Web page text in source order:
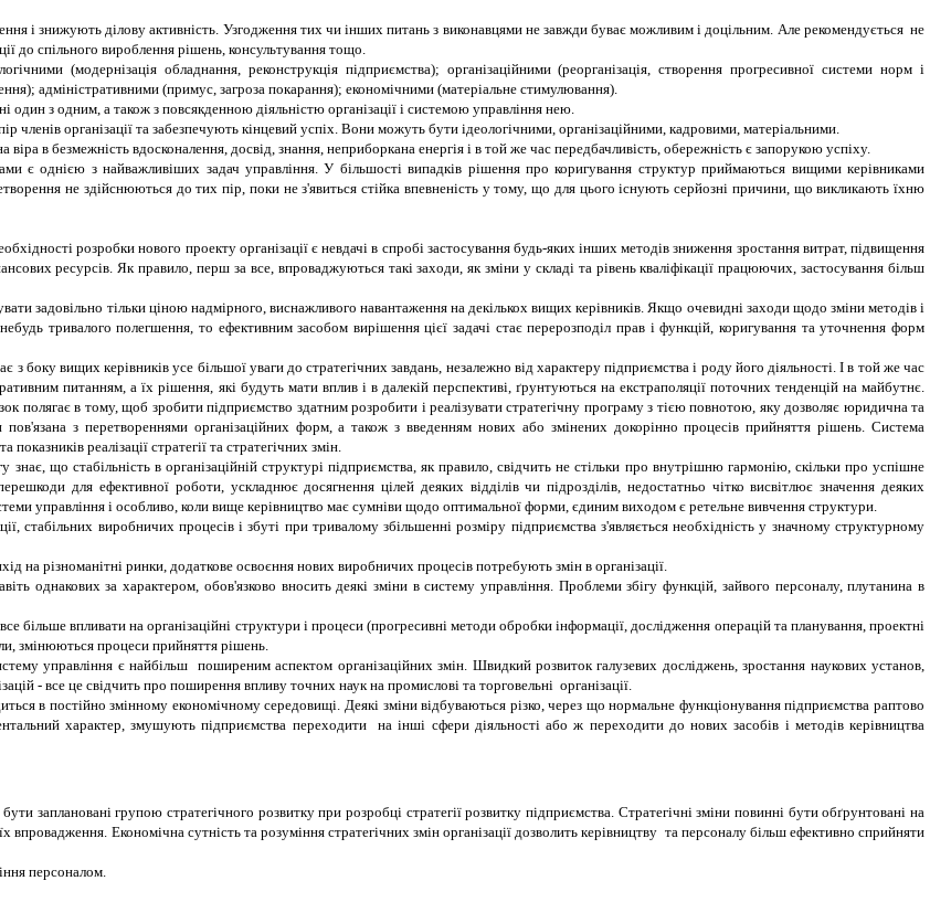
і знижують ділову активність. Узгодження тих чи інших питань з виконавцями не завжди буває можливим і доцільним. Але рекомендується не
до спільного вироблення рішень, консультування тощо.
(модернізація обладнання, реконструкція підприємства); організаційними (реорганізація, створення прогресивної системи норм і
адміністративними (примус, загроза покарання); економічними (матеріальне стимулювання).
один з одним, а також з повсякденною діяльністю організації і системою управління нею.
організації та забезпечують кінцевий успіх. Вони можуть бути ідеологічними, організаційними, кадровими, матеріальними.
в безмежність вдосконалення, досвід, знання, неприборкана енергія і в той же час передбачливість, обережність є запорукою успіху.
є однією з найважливіших задач управління. У більшості випадків рішення про коригування структур приймаються вищими керівниками
не здійснюються до тих пір, поки не з'явиться стійка впевненість у тому, що для цього існують серйозні причини, що викликають їхню
розробки нового проекту організації є невдачі в спробі застосування будь-яких інших методів зниження зростання витрат, підвищення
ресурсів. Як правило, перш за все, впроваджуються такі заходи, як зміни у складі та рівень кваліфікації працюючих, застосування більш
задовільно тільки ціною надмірного, виснажливого навантаження на декількох вищих керівників. Якщо очевидні заходи щодо зміни методів і
тривалого полегшення, то ефективним засобом вирішення цієї задачі стає перерозподіл прав і функцій, коригування та уточнення форм
з боку вищих керівників усе більшої уваги до стратегічних завдань, незалежно від характеру підприємства і роду його діяльності. І в той же час
питанням, а їх рішення, які будуть мати вплив і в далекій перспективі, ґрунтуються на екстраполяції поточних тенденцій на майбутнє.
в тому, щоб зробити підприємство здатним розробити і реалізувати стратегічну програму з тією повнотою, яку дозволяє юридична та
пов'язана з перетвореннями організаційних форм, а також з введенням нових або змінених докорінно процесів прийняття рішень. Система
реалізації стратегії та стратегічних змін.
що стабільність в організаційній структурі підприємства, як правило, свідчить не стільки про внутрішню гармонію, скільки про успішне
для ефективної роботи, ускладнює досягнення цілей деяких відділів чи підрозділів, недостатньо чітко висвітлює значення деяких
управління і особливо, коли вище керівництво має сумніви щодо оптимальної форми, єдиним виходом є ретельне вивчення структури.
стабільних виробничих процесів і збуті при тривалому збільшенні розміру підприємства з'являється необхідність у значному структурному
на різноманітні ринки, додаткове освоєння нових виробничих процесів потребують змін в організації.
однакових за характером, обов'язково вносить деякі зміни в систему управління. Проблеми збігу функцій, зайвого персоналу, плутанина в
більше впливати на організаційні структури і процеси (прогресивні методи обробки інформації, дослідження операцій та планування, проектні
змінюються процеси прийняття рішень.
управління є найбільш поширеним аспектом організаційних змін. Швидкий розвиток галузевих досліджень, зростання наукових установ,
- все це свідчить про поширення впливу точних наук на промислові та торговельні організації.
в постійно змінному економічному середовищі. Деякі зміни відбуваються різко, через що нормальне функціонування підприємства раптово
характер, змушують підприємства переходити на інші сфери діяльності або ж переходити до нових засобів і методів керівництва
заплановані групою стратегічного розвитку при розробці стратегії розвитку підприємства. Стратегічні зміни повинні бути обґрунтовані на
впровадження. Економічна сутність та розуміння стратегічних змін організації дозволить керівництву та персоналу більш ефективно сприйняти
персоналом.